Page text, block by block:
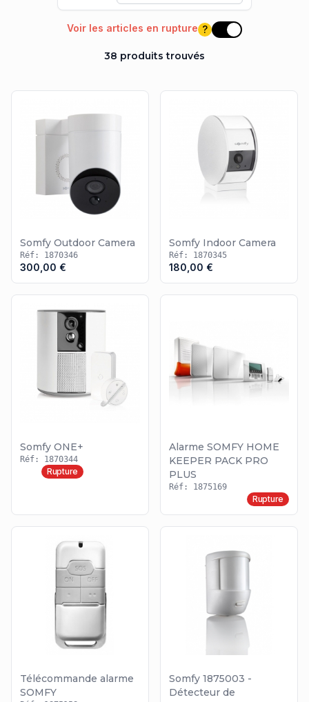
Voir les articles en rupture ? Voir les articles
38 produits trouvés
Somfy Outdoor Camera
Réf: 1870346
300,00 €
Somfy Indoor Camera
Réf: 1870345
180,00 €
Somfy ONE+
Réf: 1870344
Rupture
Alarme SOMFY HOME
KEEPER PACK PRO
PLUS
Réf: 1875169
Rupture
Télécommande alarme
SOMFY
Somfy 1875003 -
Détecteur de